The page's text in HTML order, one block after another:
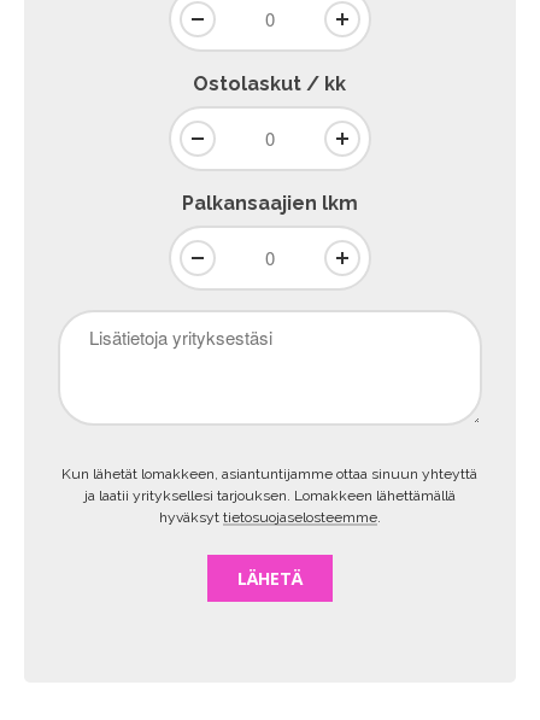
Ostolaskut / kk
Palkansaajien lkm
Lisätietoja
yrityksestäsi
Kun lähetät lomakkeen, asiantuntijamme ottaa sinuun yhteyttä
ja laatii yrityksellesi tarjouksen. Lomakkeen lähettämällä
hyväksyt tietosuojaselosteemme.
LÄHETÄ